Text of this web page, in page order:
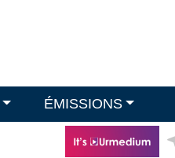
ÉMISSIONS